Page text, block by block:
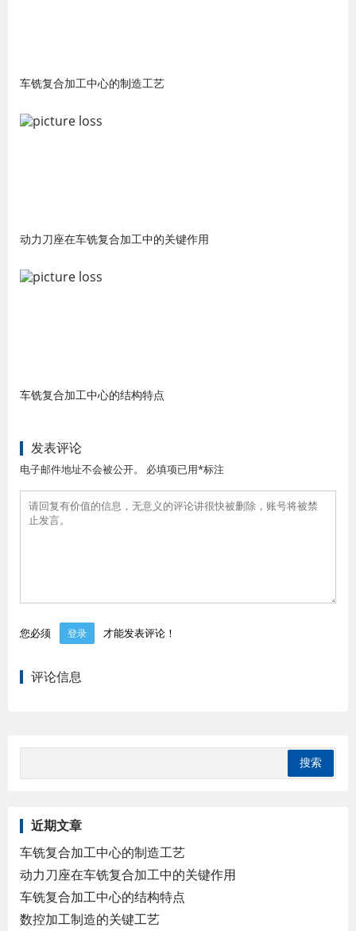
车铣复合加工中心的制造工艺
动力刀座在车铣复合加工中的关键作用
车铣复合加工中心的结构特点
发表评论
电子邮件地址不会被公开。 必填项已用*标注
您必须 登录 才能发表评论！
评论信息
近期文章
车铣复合加工中心的制造工艺
动力刀座在车铣复合加工中的关键作用
车铣复合加工中心的结构特点
数控加工制造的关键工艺